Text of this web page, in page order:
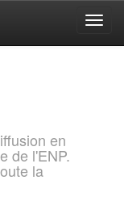
en
de l'ENP.
la